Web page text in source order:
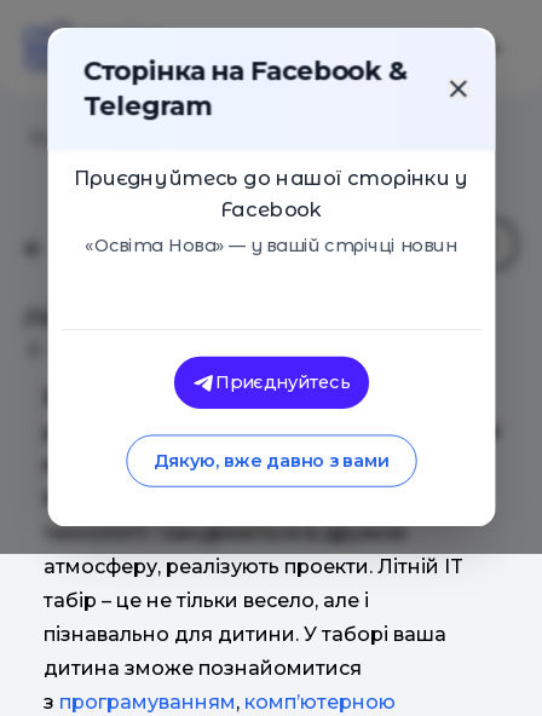
Запрошуємо дітей від 7 років взяти
участь у щорічній освітньо-розважальній
програмі «Літній IT табір».
технології і занурюються в дружню
атмосферу, реалізують проекти. Літній IT
табір – це не тільки весело, але і
пізнавально для дитини. У таборі ваша
дитина зможе познайомитися
з програмуванням, комп’ютерною
Сторінка на Facebook &
Telegram
Приєднуйтесь до нашої сторінки у
Facebook
«Освіта Нова» — у вашій стрічці новин
Приєднуйтесь
Дякую, вже давно з вами